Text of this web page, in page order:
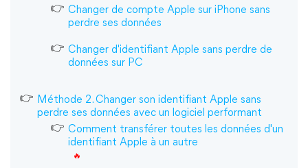
Changer de compte Apple sur iPhone sans
perdre ses données
Changer d'identifiant Apple sans perdre de
données sur PC
Méthode 2. Changer son identifiant Apple sans
perdre ses données avec un logiciel performant
Comment transférer toutes les données d'un
identifiant Apple à un autre